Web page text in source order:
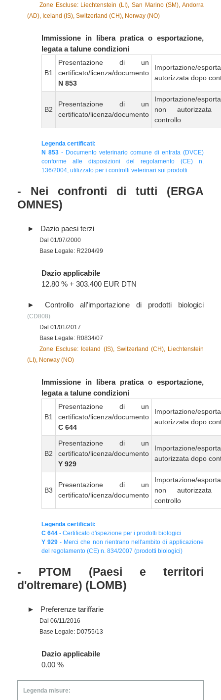
Zone Escluse: Liechtenstein (LI), San Marino (SM), Andorra
(AD), Iceland (IS), Switzerland (CH), Norway (NO)
Immissione in libera pratica o esportazione,
legata a talune condizioni
B1
Presentazione di un
certificato/licenza/documento
N 853
Importazione/
autorizzata dopo
B2
Presentazione di un
certificato/licenza/documento
Importazione/
non autorizzata
controllo
Legenda certificati:
N 853 - Documento veterinario comune di entrata (DVCE)
conforme alle disposizioni del regolamento (CE) n.
136/2004, utilizzato per i controlli veterinari sui prodotti
- Nei confronti di tutti (ERGA
OMNES)
Dazio paesi terzi
Dal 01/07/2000
Base Legale: R2204/99
Dazio applicabile
12.80 % + 303.400 EUR DTN
Controllo all’importazione di prodotti biologici
(CD808)
Dal 01/01/2017
Base Legale: R0834/07
Zone Escluse: Iceland (IS), Switzerland (CH), Liechtenstein
(LI), Norway (NO)
Immissione in libera pratica o esportazione,
legata a talune condizioni
B1
Presentazione di un
certificato/licenza/documento
C 644
Importazione/
autorizzata dopo
B2
Presentazione di un
certificato/licenza/documento
Y 929
Importazione/
autorizzata dopo
B3
Presentazione di un
certificato/licenza/documento
Importazione/
non autorizzata
controllo
Legenda certificati:
C 644 - Certificato d'ispezione per i prodotti biologici
Y 929 - Merci che non rientrano nell'ambito di applicazione
del regolamento (CE) n. 834/2007 (prodotti biologici)
- PTOM (Paesi e territori
d'oltremare) (LOMB)
Preferenze tariffarie
Dal 06/11/2016
Base Legale: D0755/13
Dazio applicabile
0.00 %
Legenda misure: